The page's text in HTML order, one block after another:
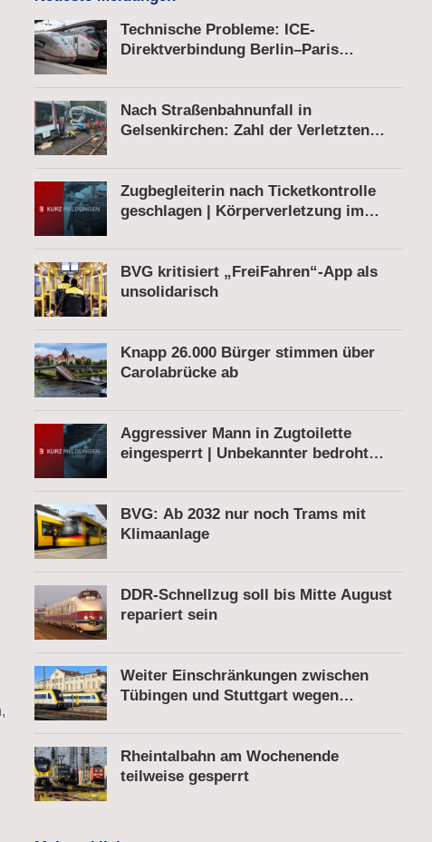
Technische Probleme: ICE-
Direktverbindung Berlin–Paris
Nach Straßenbahnunfall in
Gelsenkirchen: Zahl der Verletzten
Zugbegleiterin nach Ticketkontrolle
geschlagen | Körperverletzung im
Pistole am Bahnhof
BVG kritisiert „FreiFahren“-App als
unsolidarisch
Knapp 26.000 Bürger stimmen über
Carolabrücke ab
Aggressiver Mann in Zugtoilette
eingesperrt | Unbekannter bedroht
gesprengt
BVG: Ab 2032 nur noch Trams mit
Klimaanlage
DDR-Schnellzug soll bis Mitte August
repariert sein
Weiter Einschränkungen zwischen
Tübingen und Stuttgart wegen
Rheintalbahn am Wochenende
teilweise gesperrt